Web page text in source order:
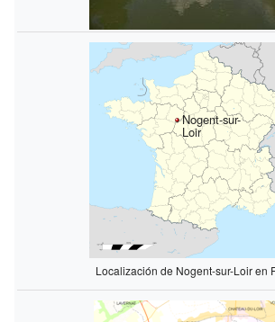
Nogent-sur-
Loir
Localización de Nogent-sur-Loir en